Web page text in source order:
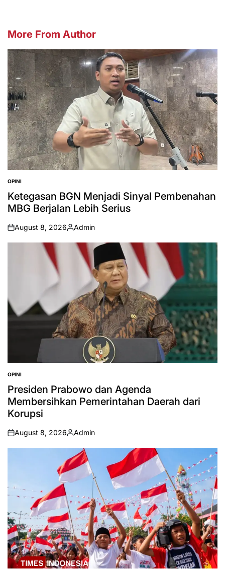
More From Author
POSTED
IN
OPINI
Ketegasan BGN Menjadi Sinyal Pembenahan
MBG Berjalan Lebih Serius
on
August 8, 2026
Posted
by
Admin
POSTED
IN
OPINI
Presiden Prabowo dan Agenda
Membersihkan Pemerintahan Daerah dari
Korupsi
on
August 8, 2026
Posted
by
Admin